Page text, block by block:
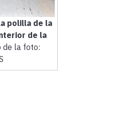
polilla de la
de la
de la foto: